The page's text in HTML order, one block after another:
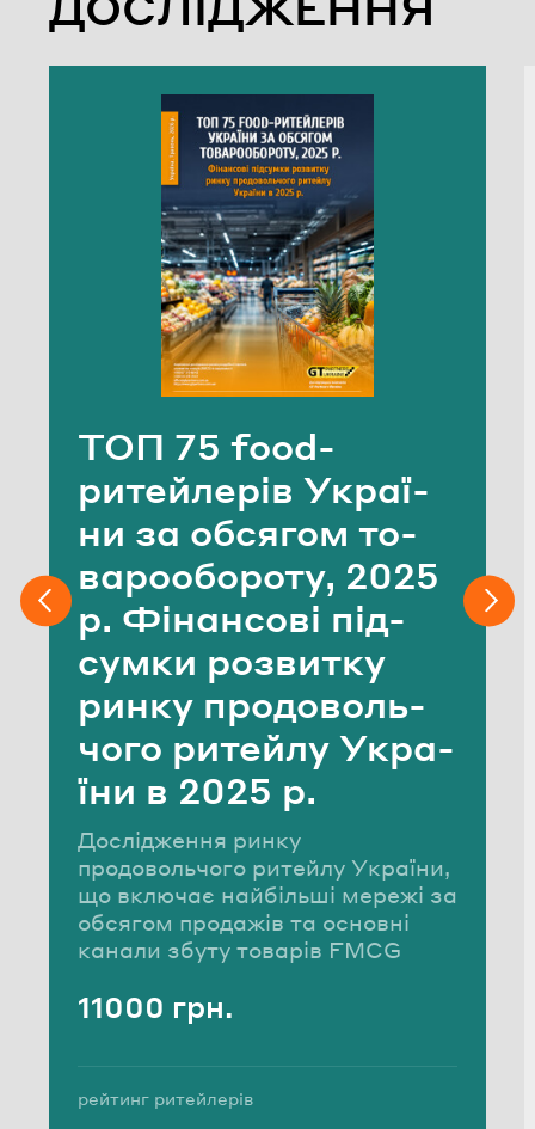
ТОП 75 food-​
ритейлерів Укра­ї­
ни за об­ся­гом то­
ва­ро­обо­ро­ту, 2025
р. Фі­нан­со­ві під­
сум­ки роз­ви­тку
ринку про­до­воль­
чо­го ри­тей­лу Укра­
ї­ни в 2025 р.
Дослідження ринку
продовольчого ритейлу України,
що включає найбільші мережі за
обсягом продажів та основні
канали збуту товарів FMCG
Вартість
11000 грн.
Теги:
рейтинг ритейлерів